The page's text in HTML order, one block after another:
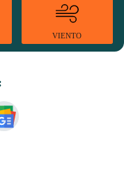
VIENTO